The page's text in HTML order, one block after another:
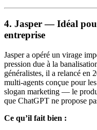
4. Jasper — Idéal
entreprise
Jasper a opéré un virage
pression due à la
généralistes, il a relancé en
multi-agents conçue pour
slogan marketing — le
que ChatGPT ne propose
Ce qu’il fait bien :